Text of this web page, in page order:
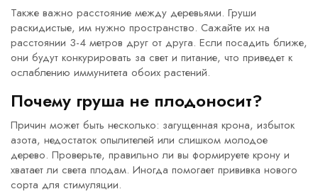
Также важно расстояние между деревьями. Груши
раскидистые, им нужно пространство. Сажайте их на
расстоянии 3-4 метров друг от друга. Если посадить ближе,
они будут конкурировать за свет и питание, что приведет к
ослаблению иммунитета обоих растений.
Почему груша не плодоносит?
Причин может быть несколько: загущенная крона, избыток
азота, недостаток опылителей или слишком молодое
дерево. Проверьте, правильно ли вы формируете крону и
хватает ли света плодам. Иногда помогает прививка нового
сорта для стимуляции.